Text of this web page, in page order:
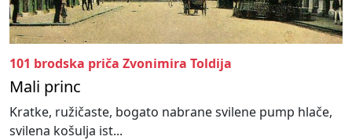
101 brodska priča Zvonimira Toldija
Mali princ
Kratke, ružičaste, bogato nabrane svilene pump hlače,
svilena košulja ist...